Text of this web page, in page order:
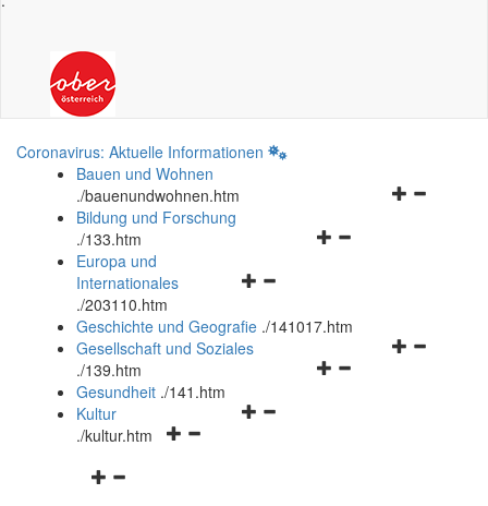
Coronavirus: Aktuelle Informationen
Bauen und Wohnen
./bauenundwohnen.htm
Navigationsmenü
Bildung und Forschung
./133.htm
Navigationsmenü
und
schließen
Europa und
Internationales
./203110.htm
Geschichte und Geografie ./141017.htm
Navigationsmenü
Gesellschaft und Soziales
./139.htm
Navigationsmenü
Gesundheit ./141.htm
Navigationsmenü
Kultur
./kultur.htm
Navigationsmenü